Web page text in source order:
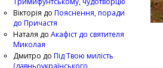
Вікторія до Пояснення, поради
до Причастя
Наталя до Акафіст до святителя
Миколая
Дмитро до Під Твою милість
(давньоукраїнського